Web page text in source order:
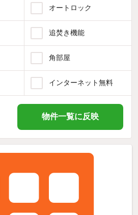
オートロック
追焚き機能
角部屋
インターネット無料
物件一覧に反映